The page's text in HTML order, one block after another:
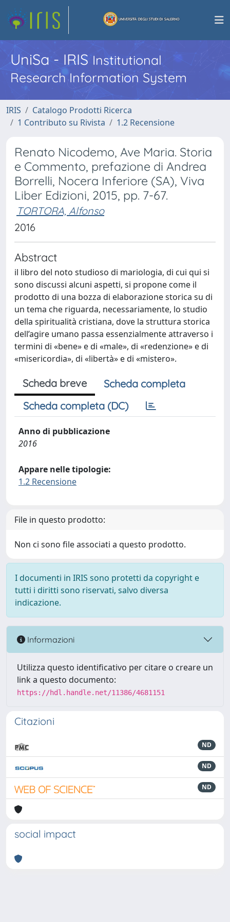
UniSa - IRISInstitutional
Research Information System
IRIS
Catalogo Prodotti Ricerca
1 Contributo su Rivista
1.2 Recensione
Renato Nicodemo, Ave Maria. Storia
e Commento, prefazione di Andrea
Borrelli, Nocera Inferiore (SA), Viva
Liber Edizioni, 2015, pp. 7-67.
TORTORA, Alfonso
2016
Abstract
il libro del noto studioso di mariologia, di cui qui si
sono discussi alcuni aspetti, si propone come il
prodotto di una bozza di elaborazione storica su di
un tema che riguarda, necessariamente, lo studio
della spiritualità cristiana, dove la struttura storica
dell’agire umano passa essenzialmente attraverso i
termini di «bene» e di «male», di «redenzione» e di
«misericordia», di «libertà» e di «mistero».
Scheda breve
Scheda completa
Scheda completa (DC)
Anno di pubblicazione
2016
Appare nelle tipologie:
1.2 Recensione
File in questo prodotto:
Non ci sono file associati a questo prodotto.
I documenti in IRIS sono protetti da copyright e
tutti i diritti sono riservati, salvo diversa
indicazione.
Informazioni
Utilizza questo identificativo per citare o creare un
link a questo documento:
https://hdl.handle.net/11386/4681151
Citazioni
ND
ND
ND
social impact